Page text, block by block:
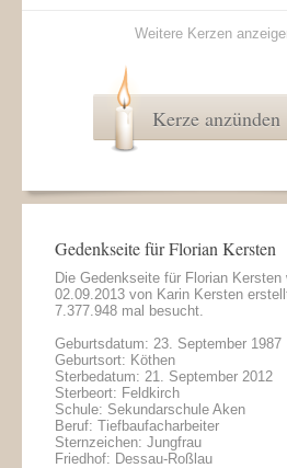
Weitere Kerzen
Kerze anzünden
Gedenkseite für Florian Kersten
Die Gedenkseite für Florian Kersten
02.09.2013 von Karin Kersten
7.377.948 mal besucht.
Geburtsdatum: 23. September 1987
Geburtsort: Köthen
Sterbedatum: 21. September 2012
Sterbeort: Feldkirch
Schule: Sekundarschule Aken
Beruf: Tiefbaufacharbeiter
Sternzeichen: Jungfrau
Friedhof: Dessau-Roßlau